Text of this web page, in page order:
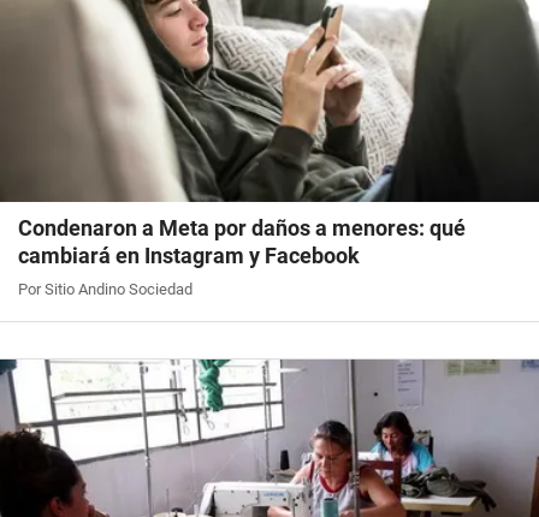
Condenaron a Meta por daños a menores: qué
cambiará en Instagram y Facebook
Por Sitio Andino Sociedad